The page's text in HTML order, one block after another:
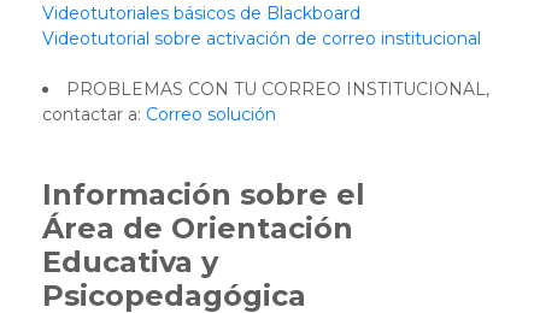
Videotutoriales básicos de Blackboard
Videotutorial sobre activación de correo institucional
PROBLEMAS CON TU CORREO INSTITUCIONAL,
contactar a: Correo solución
Información sobre el
Área de Orientación
Educativa y
Psicopedagógica